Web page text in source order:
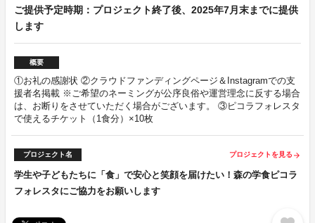
ご提供予定時期：プロジェクト終了後、2025年7月末までに提供
します
概要
①お礼の感謝状 ②クラウドファンディングページ＆Instagramでの支
援者名掲載 ※ご希望のネーミングが公序良俗や運営理念に反する場合
は、お断りをさせていただく場合がございます。 ③ピコラフォレスタ
で使えるチケット（1食分）×10枚
プロジェクト名 プロジェクトを見る arrow_forward
学生や子どもたちに「食」で安心と笑顔を届けたい！森の学食ピコラ
フォレスタにご協力をお願いします